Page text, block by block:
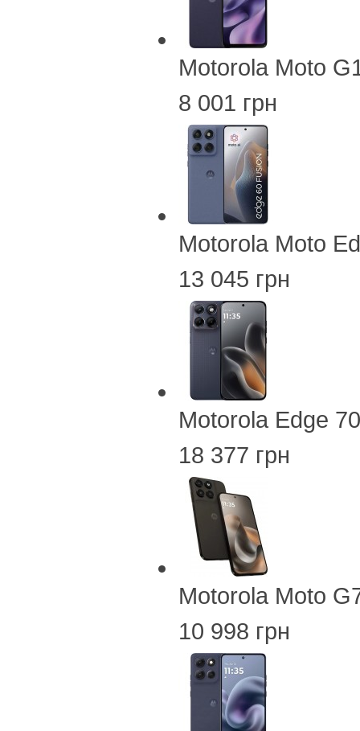
Motorola Moto
8 001 грн
Motorola Moto
13 045 грн
Motorola Edge
18 377 грн
Motorola Moto
10 998 грн